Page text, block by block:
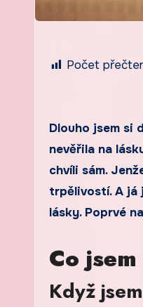
Počet
Dlouho jsem si
nevěřila na
chvíli sám.
trpělivostí. A já
lásky. Poprvé
Co
Když